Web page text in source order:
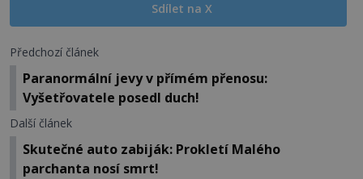
Sdílet na X
Předchozí článek
Paranormální jevy v přímém přenosu:
Vyšetřovatele posedl duch!
Další článek
Skutečné auto zabiják: Prokletí Malého
parchanta nosí smrt!